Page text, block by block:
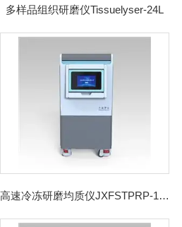
多样品组织研磨仪Tissuelyser-24L
高速冷冻研磨均质仪JXFSTPRP-192CL